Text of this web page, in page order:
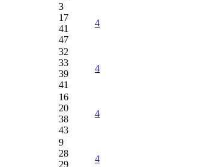
3
17
41
47
4
32
33
39
41
4
16
20
38
43
4
9
28
29
4